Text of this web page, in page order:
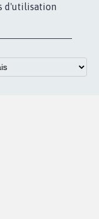
d'utilisation